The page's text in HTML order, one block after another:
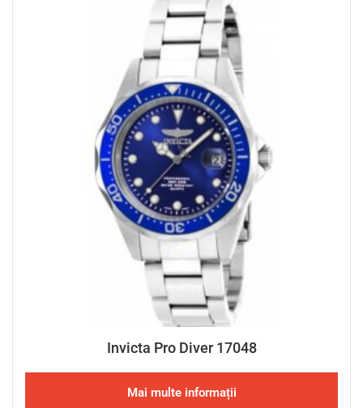
Invicta Pro Diver 17048
Mai multe informații